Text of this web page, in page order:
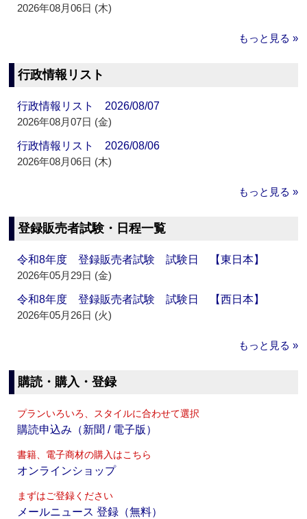
2026年08月06日 (木)
もっと見る »
行政情報リスト
行政情報リスト 2026/08/07
2026年08月07日 (金)
行政情報リスト 2026/08/06
2026年08月06日 (木)
もっと見る »
登録販売者試験・日程一覧
令和8年度 登録販売者試験 試験日 【東日本】
2026年05月29日 (金)
令和8年度 登録販売者試験 試験日 【西日本】
2026年05月26日 (火)
もっと見る »
購読・購入・登録
プランいろいろ、スタイルに合わせて選択
購読申込み（新聞 / 電子版）
書籍、電子商材の購入はこちら
オンラインショップ
まずはご登録ください
メールニュース 登録（無料）